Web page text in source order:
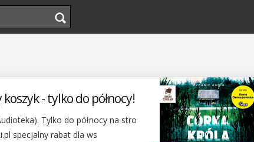
- tylko do północy!
Tylko do północy na stro
specjalny rabat dla ws